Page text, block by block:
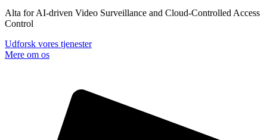
Alta for AI-driven Video Surveillance and Cloud-Controlled Access
Control
Udforsk vores tjenester
Mere om os